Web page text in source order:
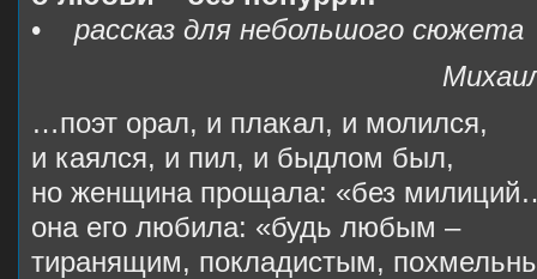
• рассказ для небольшого сюжета
Михаилу
…поэт орал, и плакал, и молился,
и каялся, и пил, и быдлом был,
но женщина прощала: «без
она его любила: «будь любым –
тиранящим, покладистым,